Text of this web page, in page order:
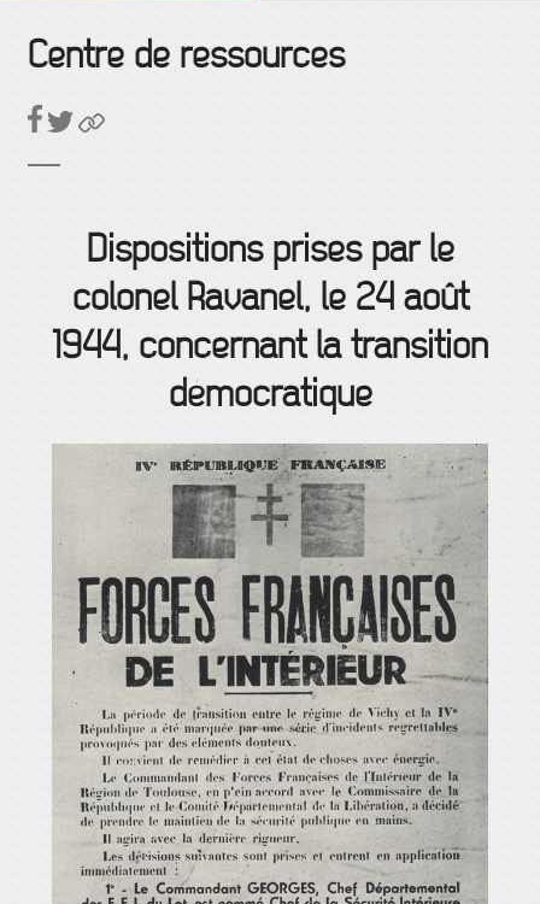
Centre de ressources
Dispositions prises par le
colonel Ravanel, le 24 août
1944, concernant la transition
démocratique